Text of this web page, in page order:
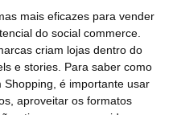
mais eficazes para vender
do social commerce.
criam lojas dentro do
e stories. Para saber como
é importante usar
aproveitar os formatos